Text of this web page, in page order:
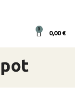
0
0,00 €